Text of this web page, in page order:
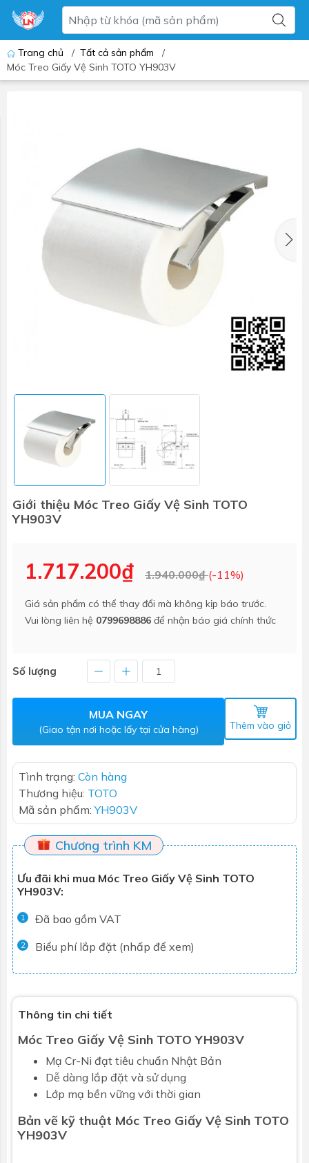
Trang chủ / Tất cả sản phẩm
/
Móc Treo Giấy Vệ Sinh TOTO YH903V
Giới thiệu Móc Treo Giấy Vệ Sinh TOTO
YH903V
1.717.200₫ 1.940.000₫(-11%)
Giá sản phẩm có thể thay đổi mà không kịp báo trước.
Vui lòng liên hệ 0799698886 để nhận báo giá chính thức
Số lượng
MUA NGAY
(Giao tận nơi hoặc lấy tại cửa hàng) Thêm vào giỏ
Tình trạng: Còn hàng
Thương hiệu: TOTO
Mã sản phẩm:YH903V
Chương trình KM
Ưu đãi khi mua Móc Treo Giấy Vệ Sinh TOTO
YH903V:
1 Đã bao gồm VAT
2 Biểu phí lắp đặt (nhấp để xem)
Thông tin chi tiết
Móc Treo Giấy Vệ Sinh TOTO YH903V
Mạ Cr-Ni đạt tiêu chuẩn Nhật Bản
Dễ dàng lắp đặt và sử dụng
Lớp mạ bền vững với thời gian
Bản vẽ kỹ thuật Móc Treo Giấy Vệ Sinh TOTO
YH903V